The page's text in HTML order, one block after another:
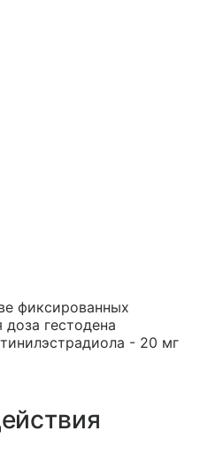
фиксированных
гестодена
- 20 мг